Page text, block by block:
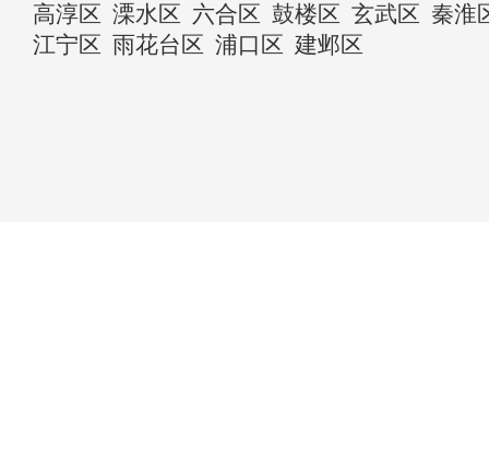
高淳区 溧水区 六合区 鼓楼区 玄武区 秦淮
江宁区 雨花台区 浦口区 建邺区